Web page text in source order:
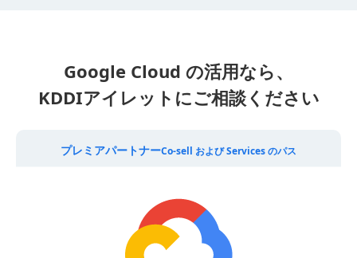
Google Cloud の活用なら、
KDDIアイレットにご相談ください
プレミアパートナーCo-sell および Services のパス